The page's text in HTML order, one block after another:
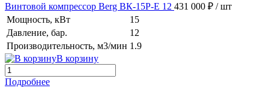
Винтовой компрессор Berg ВК-15Р-Е 12 431 000 ₽ / шт
Мощность, кВт
15
Давление, бар.
12
Производительность, м3/мин 1.9
В корзину
Подробнее